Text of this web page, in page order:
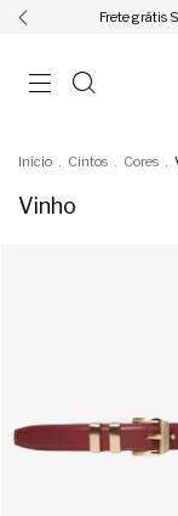
ㅤㅤㅤㅤFrete
Início . Cintos . Cores .
Vinho